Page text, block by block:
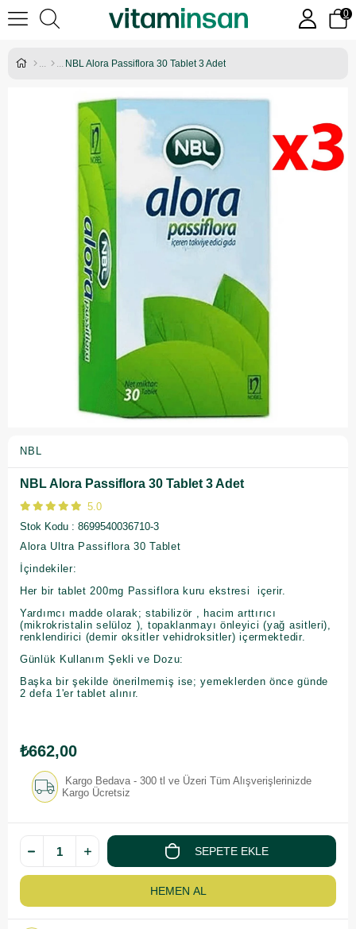
0
NBL Alora Passiflora 30 Tablet 3 Adet
NBL
NBL Alora Passiflora 30 Tablet 3 Adet
5.0
Stok Kodu
8699540036710-3
Alora Ultra Passiflora 30 Tablet
İçindekiler:
Her bir tablet 200mg Passiflora kuru ekstresi içerir.
Yardımcı madde olarak; stabilizör , hacim arttırıcı
(mikrokristalin selüloz ), topaklanmayı önleyici (yağ asitleri),
renklendirici (demir oksitler vehidroksitler) içermektedir.
Günlük Kullanım Şekli ve Dozu:
Başka bir şekilde önerilmemiş ise; yemeklerden önce günde
2 defa 1'er tablet alınır.
₺662,00
Kargo Bedava - 300 tl ve Üzeri Tüm Alışverişlerinizde
Kargo Ücretsiz